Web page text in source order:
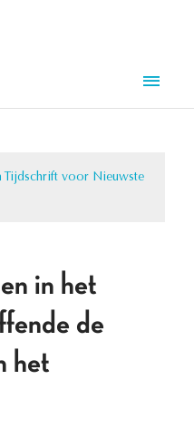
Tijdschrift voor Nieuwste
in het
de
het